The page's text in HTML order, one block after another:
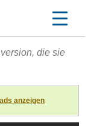
die sie
anzeigen